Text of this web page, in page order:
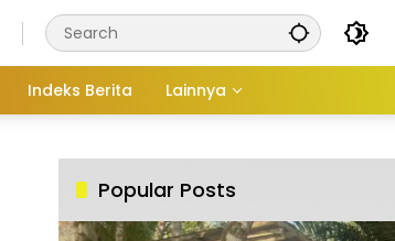
Indeks Berita Lainnya
Popular Posts